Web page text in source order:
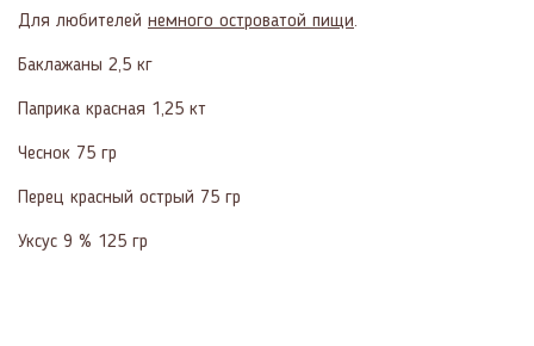
Для любителей немного островатой пищи.
Баклажаны 2,5 кг
Паприка красная 1,25 кт
Чеснок 75 гр
Перец красный острый 75 гр
Уксус 9 % 125 гр